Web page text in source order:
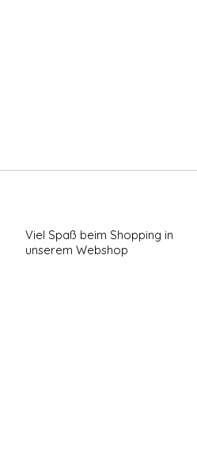
Viel Spaß beim Shopping in
unserem Webshop